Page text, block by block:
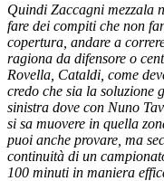
Quindi Zaccagni mezzala
fare dei compiti che non
copertura, andare a
ragiona da difensore o
Rovella, Cataldi, come
credo che sia la soluzione
sinistra dove con Nuno
si sa muovere in quella
puoi anche provare, ma
continuità di un
100 minuti in maniera